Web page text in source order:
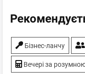
Бiзнес-ланчу
Вечері за